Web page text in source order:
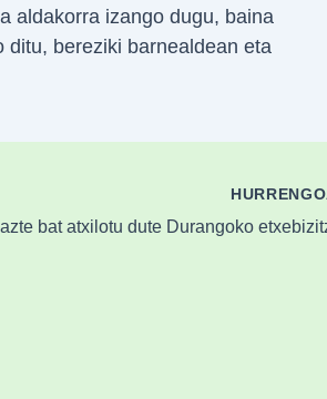
aldakorra izango dugu, baina
bereziki barnealdean eta